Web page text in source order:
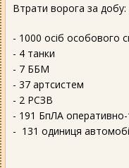
Втрати ворога за добу:
- 1000 осіб особового
- 4 танки
- 7 ББМ
- 37 артсистем
- 2 РСЗВ
- 191 БпЛА оперативно-
- 131 одиниця